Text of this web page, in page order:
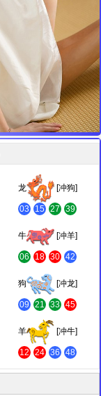
龙 [冲狗]
03 15 27 39
牛 [冲羊]
06 18 30 42
狗 [冲龙]
09 21 33 45
羊 [冲牛]
12 24 36 48